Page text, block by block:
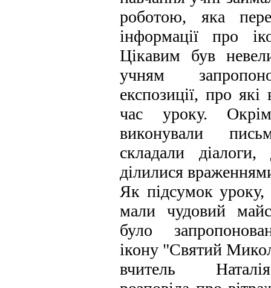
роботою, яка
інформації про
Цікавим був
учням
експозиції, про
час уроку.
виконували
складали діалоги,
ділилися
Як підсумок уроку,
мали чудовий
було
ікону "Святий
вчитель